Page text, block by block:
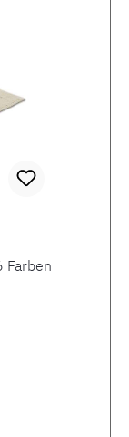
Farben